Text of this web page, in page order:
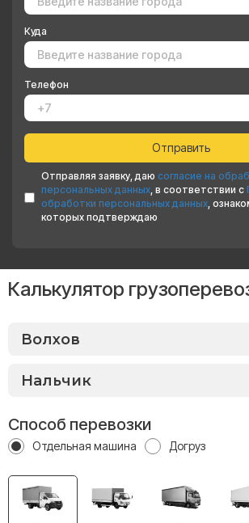
Куда
Телефон
Отправляя заявку, даю согласие на
персональных данных, в соответствии с
обработки персональных данных,
которых подтверждаю
Калькулятор
Способ перевозки
Отдельная машина Догруз